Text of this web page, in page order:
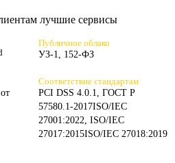
лучшие сервисы
Публичное облако
УЗ-1, 152-ФЗ
Соответствие стандартам
PCI DSS 4.0.1, ГОСТ Р
57580.1-2017ISO/IEC
27001:2022, ISO/IEC
27017:2015ISO/IEC 27018:2019